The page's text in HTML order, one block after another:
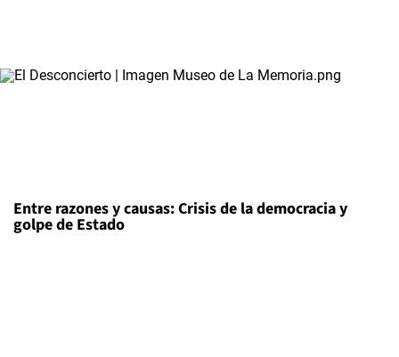
Entre razones y causas: Crisis de la democracia y
golpe de Estado